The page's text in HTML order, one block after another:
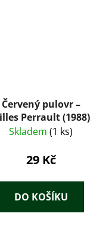
Červený pulovr –
Perrault (1988)
Skladem (1 ks)
29 Kč
DO KOŠÍKU